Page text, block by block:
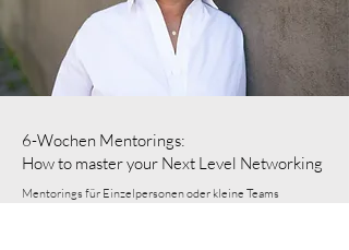
6-Wochen Mentorings:
How to master your Next Level Networking
Mentorings für Einzelpersonen oder kleine Teams